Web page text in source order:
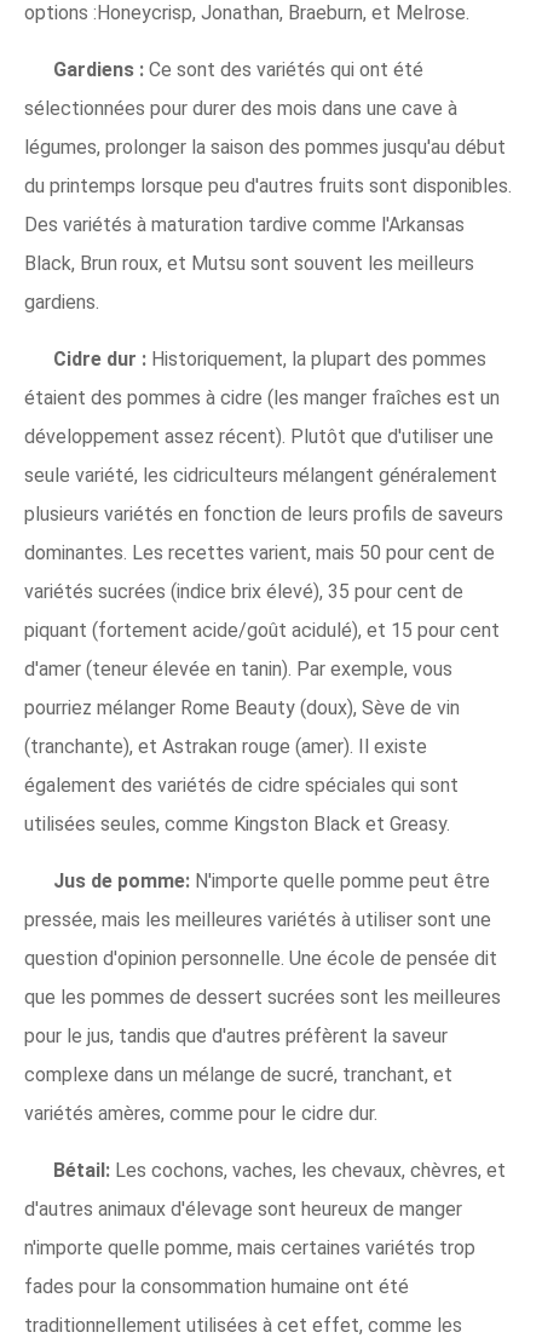
options :Honeycrisp, Jonathan, Braeburn, et Melrose.
Gardiens : Ce sont des variétés qui ont été
sélectionnées pour durer des mois dans une cave à
légumes, prolonger la saison des pommes jusqu'au début
du printemps lorsque peu d'autres fruits sont disponibles.
Des variétés à maturation tardive comme l'Arkansas
Black, Brun roux, et Mutsu sont souvent les meilleurs
gardiens.
Cidre dur : Historiquement, la plupart des pommes
étaient des pommes à cidre (les manger fraîches est un
développement assez récent). Plutôt que d'utiliser une
seule variété, les cidriculteurs mélangent généralement
plusieurs variétés en fonction de leurs profils de saveurs
dominantes. Les recettes varient, mais 50 pour cent de
variétés sucrées (indice brix élevé), 35 pour cent de
piquant (fortement acide/goût acidulé), et 15 pour cent
d'amer (teneur élevée en tanin). Par exemple, vous
pourriez mélanger Rome Beauty (doux), Sève de vin
(tranchante), et Astrakan rouge (amer). Il existe
également des variétés de cidre spéciales qui sont
utilisées seules, comme Kingston Black et Greasy.
Jus de pomme: N'importe quelle pomme peut être
pressée, mais les meilleures variétés à utiliser sont une
question d'opinion personnelle. Une école de pensée dit
que les pommes de dessert sucrées sont les meilleures
pour le jus, tandis que d'autres préfèrent la saveur
complexe dans un mélange de sucré, tranchant, et
variétés amères, comme pour le cidre dur.
Bétail: Les cochons, vaches, les chevaux, chèvres, et
d'autres animaux d'élevage sont heureux de manger
n'importe quelle pomme, mais certaines variétés trop
fades pour la consommation humaine ont été
traditionnellement utilisées à cet effet, comme les